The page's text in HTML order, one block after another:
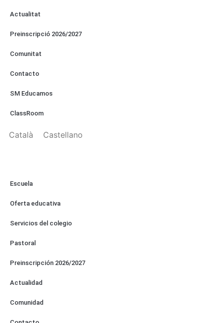
Actualitat
Preinscripció 2026/2027
Comunitat
Contacto
SM Educamos
ClassRoom
Català Castellano
Escuela
Oferta educativa
Servicios del colegio
Pastoral
Preinscripción 2026/2027
Actualidad
Comunidad